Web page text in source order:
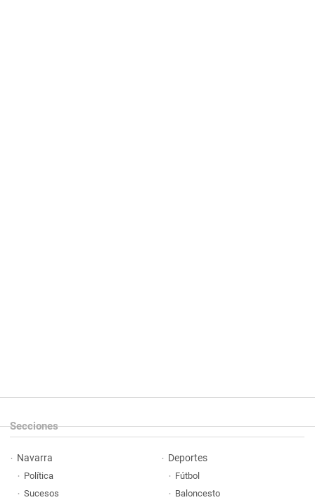
Secciones
Navarra
Política
Sucesos
Deportes
Fútbol
Baloncesto